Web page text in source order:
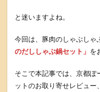
と迷いますよね。
今回は、豚肉のしゃぶしゃ
のだししゃぶ鍋セット」 を
そこで本記事では、京都ぽ
ットのお取り寄せレビュー